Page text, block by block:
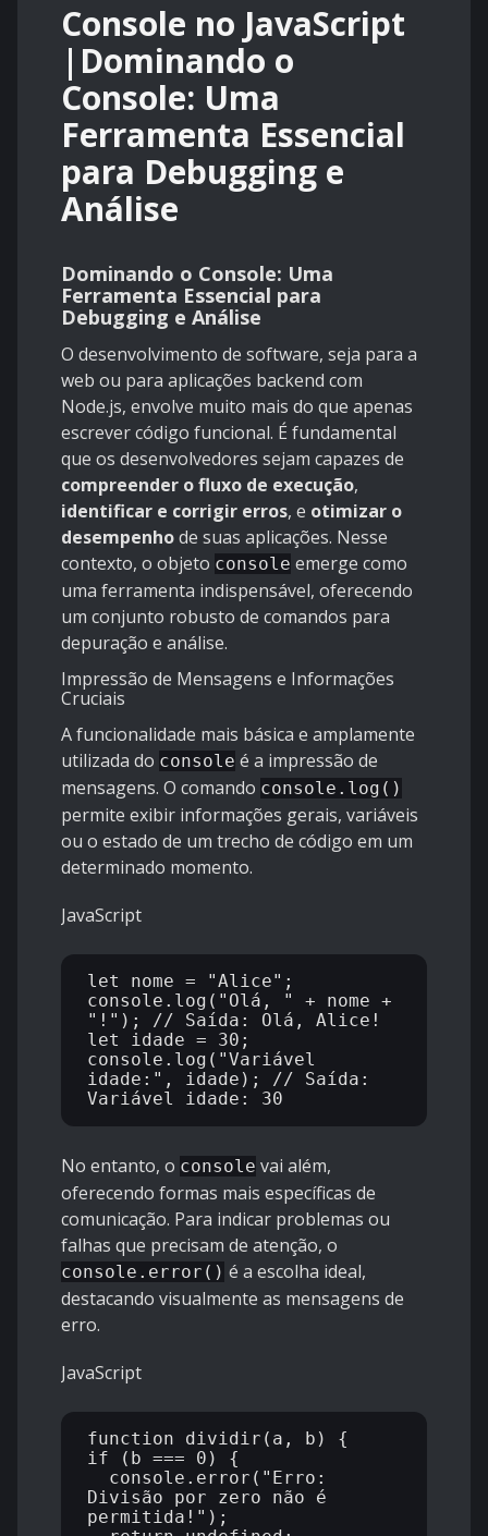
Console no JavaScript
|Dominando o
Console: Uma
Ferramenta Essencial
para Debugging e
Análise
Dominando o Console: Uma
Ferramenta Essencial para
Debugging e Análise
O desenvolvimento de software, seja para a
web ou para aplicações backend com
Node.js, envolve muito mais do que apenas
escrever código funcional. É fundamental
que os desenvolvedores sejam capazes de
compreender o fluxo de execução,
identificar e corrigir erros, e otimizar o
desempenhode suas aplicações. Nesse
contexto, o objeto console emerge como
uma ferramenta indispensável, oferecendo
um conjunto robusto de comandos para
depuração e análise.
Impressão de Mensagens e Informações
Cruciais
A funcionalidade mais básica e amplamente
utilizada do console é a impressão de
mensagens. O comando console.log()
permite exibir informações gerais, variáveis
ou o estado de um trecho de código em um
determinado momento.
JavaScript
let nome = "Alice";
console.log("Olá, " + nome +
"!"); // Saída: Olá, Alice!
let idade = 30;
console.log("Variável
idade:", idade); // Saída:
No entanto, o console vai além,
oferecendo formas mais específicas de
comunicação. Para indicar problemas ou
falhas que precisam de atenção, o
console.error() é a escolha ideal,
destacando visualmente as mensagens de
erro.
JavaScript
function dividir(a, b) {
if (b === 0) {
Divisão por zero não é
permitida!");